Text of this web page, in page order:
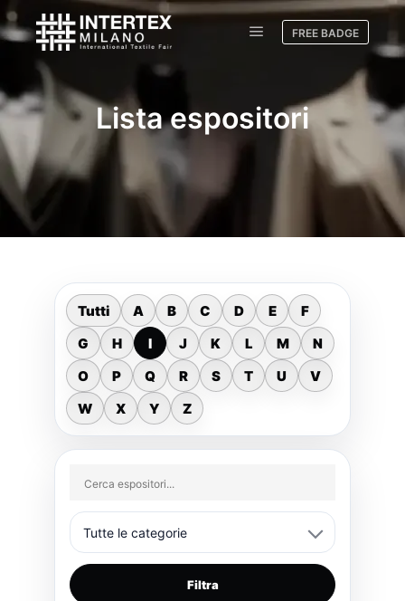
FREE BADGE
Lista espositori
Tutti A B C D E
F
G
H I J K L M
N
O
P Q R S T U
V
W
X Y Z
Filtra